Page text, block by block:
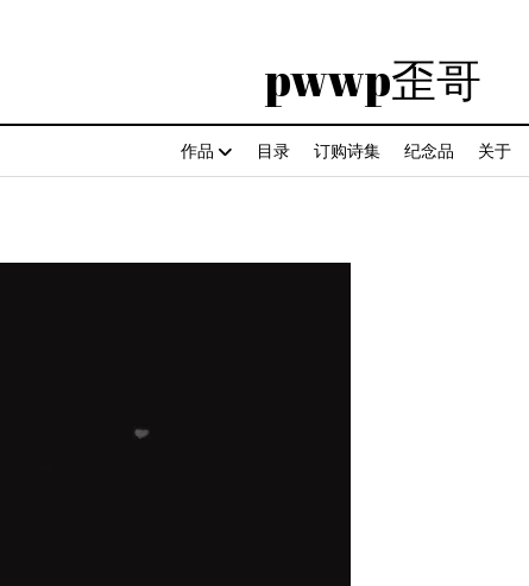
pwwp歪哥
作品 目录 订购诗集 纪念品 关于